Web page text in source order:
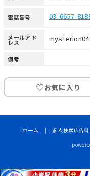
電話番号 03-6657-
メールアド
レス
備考
♡お気に入り
ホーム 求人検索広告料